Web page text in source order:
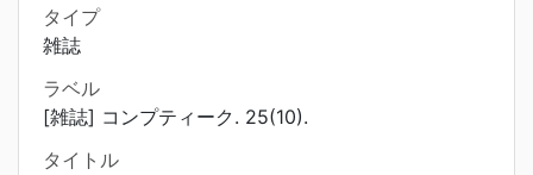
タイプ
雑誌
ラベル
[雑誌] コンプティーク. 25(10).
タイトル